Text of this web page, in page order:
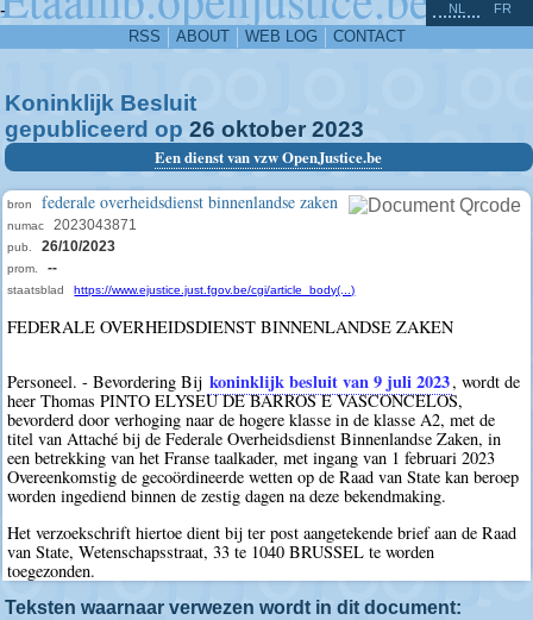
-
RSS ABOUT WEB LOG CONTACT
NL FR
Koninklijk Besluit
gepubliceerd op 26 oktober 2023
Een dienst van vzw OpenJustice.be
bron federale overheidsdienst binnenlandse zaken
numac 2023043871
pub. 26/10/2023
prom. --
staatsblad https://www.ejustice.just.fgov.be/cgi/article_body(...)
FEDERALE OVERHEIDSDIENST BINNENLANDSE ZAKEN
Personeel. - Bevordering Bij koninklijk besluit van 9 juli 2023, wordt de
heer Thomas PINTO ELYSEU DE BARROS E VASCONCELOS,
bevorderd door verhoging naar de hogere klasse in de klasse A2, met de
titel van Attaché bij de Federale Overheidsdienst Binnenlandse Zaken, in
een betrekking van het Franse taalkader, met ingang van 1 februari 2023
Overeenkomstig de gecoördineerde wetten op de Raad van State kan beroep
worden ingediend binnen de zestig dagen na deze bekendmaking.
Het verzoekschrift hiertoe dient bij ter post aangetekende brief aan de Raad
van State, Wetenschapsstraat, 33 te 1040 BRUSSEL te worden
toegezonden.
Teksten waarnaar verwezen wordt in dit document:
^